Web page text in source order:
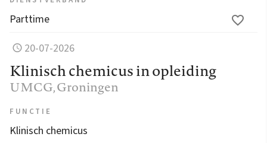
Parttime
20-07-2026
Klinisch chemicus in opleiding
UMCG, Groningen
FUNCTIE
Klinisch chemicus